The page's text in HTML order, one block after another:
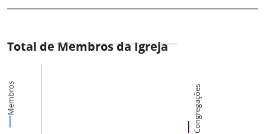
Total de Membros da Igreja
Membros Congregações